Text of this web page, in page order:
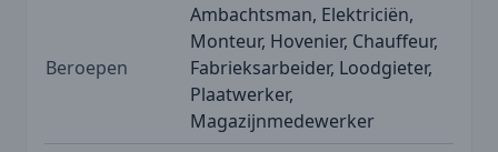
Beroepen
Ambachtsman, Elektriciën,
Monteur, Hovenier, Chauffeur,
Fabrieksarbeider, Loodgieter,
Plaatwerker,
Magazijnmedewerker